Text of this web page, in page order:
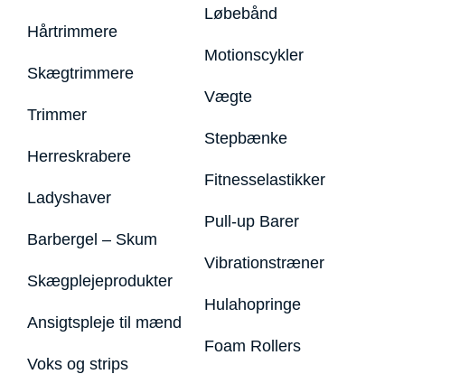
Hårtrimmere
Skægtrimmere
Trimmer
Herreskrabere
Ladyshaver
Barbergel – Skum
Skægplejeprodukter
Ansigtspleje til mænd
Voks og strips
Løbebånd
Motionscykler
Vægte
Stepbænke
Fitnesselastikker
Pull-up Barer
Vibrationstræner
Hulahopringe
Foam Rollers